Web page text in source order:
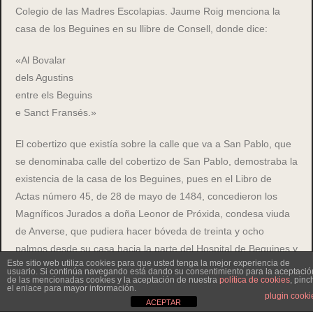
Colegio de las Madres Escolapias. Jaume Roig menciona la
casa de los Beguines en su llibre de Consell, donde dice:
«Al Bovalar
dels Agustins
entre els Beguins
e Sanct Fransés.»
El cobertizo que existía sobre la calle que va a San Pablo, que
se denominaba calle del cobertizo de San Pablo, demostraba la
existencia de la casa de los Beguines, pues en el Libro de
Actas número 45, de 28 de mayo de 1484, concedieron los
Magníficos Jurados a doña Leonor de Próxida, condesa viuda
de Anverse, que pudiera hacer bóveda de treinta y ocho
palmos desde su casa hacia la parte del Hospital de Beguines y
elevar la pared cuanto fuera necesario, empero sin poder sacar
luces sobre dicho Hospital y pagando a éste la pared sobre la
que se apoyase, de manera que no impidiese el libre tránsito.
Este sitio web utiliza cookies para que usted tenga la mejor experiencia de
usuario. Si continúa navegando está dando su consentimiento para la
de las mencionadas cookies y la aceptación de nuestra política de cookies,
el enlace para mayor información.
plugin
ACEPTAR